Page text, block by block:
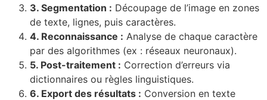
3. Segmentation : Découpage de l’image en zones
de texte, lignes, puis caractères.
4. Reconnaissance : Analyse de chaque caractère
par des algorithmes (ex : réseaux neuronaux).
5. Post-traitement : Correction d’erreurs via
dictionnaires ou règles linguistiques.
6. Export des résultats : Conversion en texte